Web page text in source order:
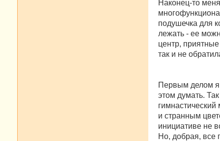
Наконец-то
подушечка для
лежать - ее
центр,
так и не
Первым делом я
этом думать.
и странным
инициативе не
Но, добрая, все